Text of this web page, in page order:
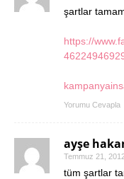
şartlar
https://
Yorumu Cevapla
ayşe
Temmuz 21,
tüm şartlar